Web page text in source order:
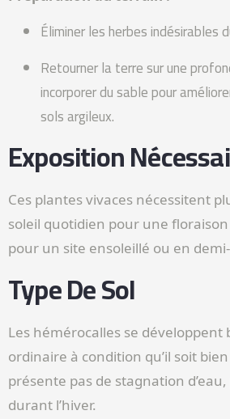
Éliminer les herbes indésirables
Retourner la terre sur une
incorporer du sable pour
sols argileux.
Exposition
Ces plantes vivaces nécessitent
soleil quotidien pour une
pour un site ensoleillé ou en
Type De Sol
Les hémérocalles se développent
ordinaire à condition qu’il soit
présente pas de stagnation
durant l’hiver.